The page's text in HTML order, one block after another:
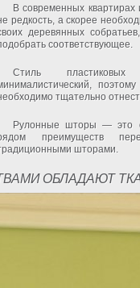
В современных
редкость, а скорее
деревянных
соответствующее.
Стиль
тщательно
Рулонные шторы — это
преимуществ
шторами.
ОБЛАДАЮТ